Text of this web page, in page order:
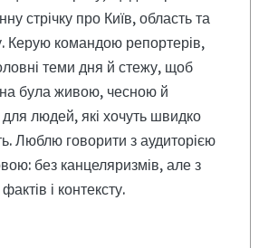
стрічку про Київ, область та
Керую командою репортерів,
теми дня й стежу, щоб
була живою, чесною й
людей, які хочуть швидко
Люблю говорити з аудиторією
без канцеляризмів, але з
і контексту.